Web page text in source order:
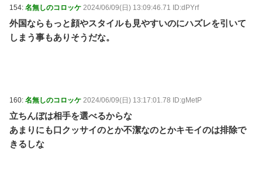
154: 名無しのコロッケ 2024/06/09(日) 13:09:46.71 ID:dPYrf
外国ならもっと顔やスタイルも見やすいのにハズレを引いて
しまう事もありそうだな。
160: 名無しのコロッケ 2024/06/09(日) 13:17:01.78 ID:gMetP
立ちんぼは相手を選べるからな
あまりにも口クッサイのとか不潔なのとかキモイのは排除で
きるしな